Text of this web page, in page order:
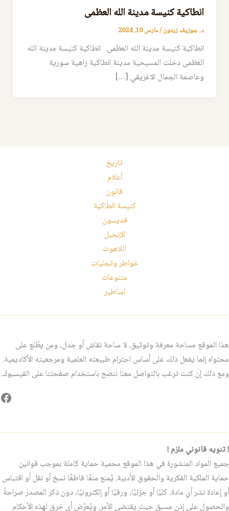
انطاكية كنيسة مدينة الله العظمى
د. جوزيف زيتون/مارس 10, 2024
انطاكية كنيسة مدينة الله العظمى انطاكية كنيسة مدينة الله
العظمى دخلت المسيحية مدينة انطاكية زاهية سورية
وعاصمة الجمال الاغريقي […]
تاريخ
أعلام
قانون
كنيسة انطاكية
قديسون
الإنجيل
اللاهوت
خواطر وتجليات
متنوعات
اساطير
هذا الموقع مساحة معرفة وتوثيق، لا ساحة نقاش أو جدل، ومن يطّلع على
محتواه إنما يفعل ذلك على أساس احترام طبيعته العلمية ومرجعيته الأكاديمية.
ومع ذلك إن كنت ترغب بالتواصل معنا ننصح باستخدام صفحتنا على الفيسبوك.
! تنويه قانوني ملزم !
جميع المواد المنشورة في هذا الموقع محمية حماية كاملة بموجب قوانين
حماية الملكية الفكرية والحقوق الأدبية. يُمنع منعًا قاطعًا نسخ أو نقل أو اقتباس
أو إعادة نشر أي مادة، كليًا أو جزئيًا، ورقيًا أو إلكترونيًا، دون ذكر المصدر صراحةً
والحصول على إذن مسبق حيث يقتضي الأمر. ويُعرّض أي خرقٍ لهذه الأحكام